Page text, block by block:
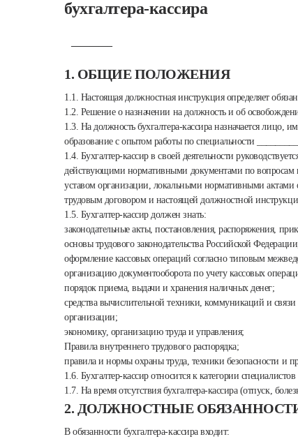
бухгалтера-кассира
1. ОБЩИЕ ПОЛОЖЕНИЯ
1.1. Настоящая должностная инструкция определяет
1.2. Решение о назначении на должность и об
1.3. На должность бухгалтера-кассира назначается лицо,
образование с опытом работы по специальности
1.4. Бухгалтер-кассир в своей деятельности
действующими нормативными документами по вопросам
уставом организации, локальными нормативными актами
трудовым договором и настоящей должностной
1.5. Бухгалтер-кассир должен знать:
законодательные акты, постановления, распоряжения,
основы трудового законодательства Российской
оформление кассовых операций согласно типовым
организацию документооборота по учету кассовых
порядок приема, выдачи и хранения наличных денег;
средства вычислительной техники, коммуникаций и
организации;
экономику, организацию труда и управления;
Правила внутреннего трудового распорядка;
правила и нормы охраны труда, техники безопасности и
1.6. Бухгалтер-кассир относится к категории
1.7. На время отсутствия бухгалтера-кассира (отпуск,
2. ДОЛЖНОСТНЫЕ
В обязанности бухгалтера-кассира входит: